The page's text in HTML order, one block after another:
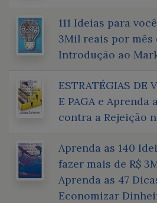
111 Ideias para
3Mil reais por mês
Introdução ao
ESTRATÉGIAS DE
E PAGA e Aprenda
contra a Rejeição
Aprenda as 140
fazer mais de R$
Aprenda as 47
Economizar